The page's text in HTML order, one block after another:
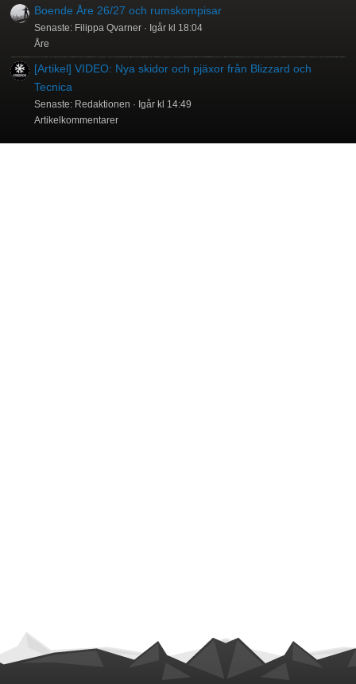
Boende Åre 26/27 och rumskompisar
Senaste: Filippa Qvarner
Igår kl 18:04
Åre
[Artikel] VIDEO: Nya skidor och pjäxor från Blizzard och
Tecnica
Senaste: Redaktionen
Igår kl 14:49
Artikelkommentarer